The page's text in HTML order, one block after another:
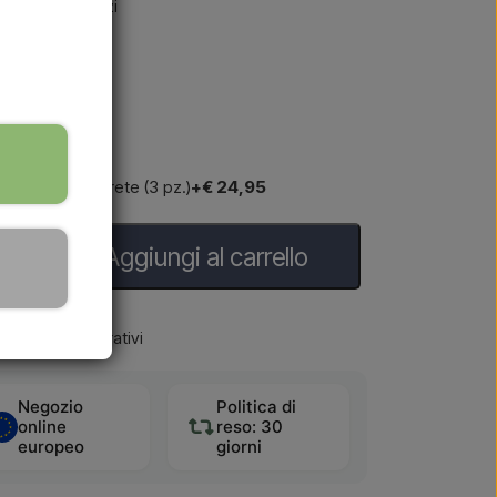
l'uso di attrezzi
/ staffa a parete (3 pz.)+€ 24,95
Aggiungi al carrello
2-5 giorni lavorativi
Negozio
online
europeo
Politica di
reso: 30
giorni